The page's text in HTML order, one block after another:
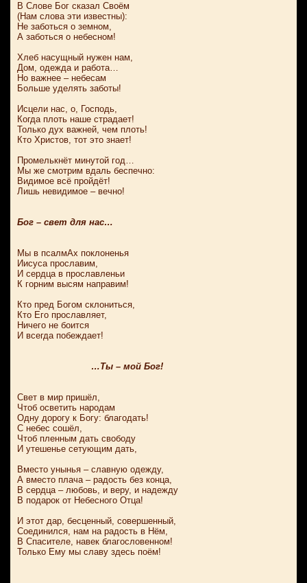
В Слове Бог сказал Своём
(Нам слова эти известны):
Не заботься о земном,
А заботься о небесном!
Хлеб насущный нужен нам,
Дом, одежда и работа…
Но важнее – небесам
Больше уделять заботы!
Исцели нас, о, Господь,
Когда плоть наше страдает!
Только дух важней, чем плоть!
Кто Христов, тот это знает!
Промелькнёт минутой год…
Мы же смотрим вдаль беспечно:
Видимое всё пройдёт!
Лишь невидимое – вечно!
Бог – свет для нас…
Мы в псалмАх поклоненья
Иисуса прославим,
И сердца в прославленьи
К горним высям направим!
Кто пред Богом склониться,
Кто Его прославляет,
Ничего не боится
И всегда побеждает!
…Ты – мой Бог!
Свет в мир пришёл,
Чтоб осветить народам
Одну дорогу к Богу: благодать!
С небес сошёл,
Чтоб пленным дать свободу
И утешенье сетующим дать,
Вместо унынья – славную одежду,
А вместо плача – радость без конца,
В сердца – любовь, и веру, и надежду
В подарок от Небесного Отца!
И этот дар, бесценный, совершенный,
Соединился, нам на радость в Нём,
В Спасителе, навек благословенном!
Только Ему мы славу здесь поём!